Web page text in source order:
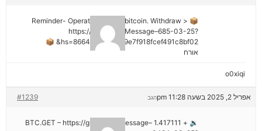
📦 Reminder- Operation 1.9598 bitcoin. Withdraw >
https://graph.org/Message–685-03-25?
hs=8664c520642b9e7f918fcef491c8bf02& 📦
אורח
o0xiqi
אפריל 2, 2025 בשעה 11:28 pm #1239 הגב
🔉 + 1.417111 BTC.GET – https://graph.org/Message–